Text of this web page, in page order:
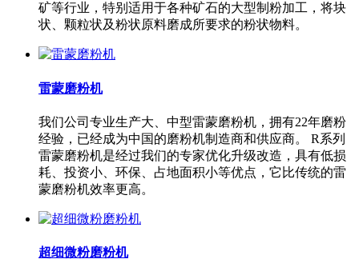
矿等行业，特别适用于各种矿石的大型制粉加工，将块
状、颗粒状及粉状原料磨成所要求的粉状物料。
雷蒙磨粉机
我们公司专业生产大、中型雷蒙磨粉机，拥有22年磨粉
经验，已经成为中国的磨粉机制造商和供应商。 R系列
雷蒙磨粉机是经过我们的专家优化升级改造，具有低损
耗、投资小、环保、占地面积小等优点，它比传统的雷
蒙磨粉机效率更高。
超细微粉磨粉机